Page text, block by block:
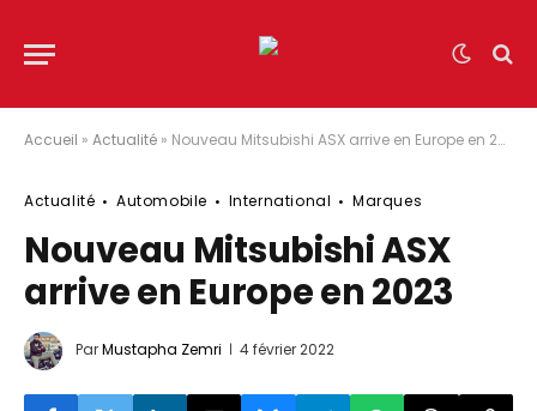
Accueil » Actualité » Nouveau Mitsubishi ASX arrive en Europe en 2023
Actualité Automobile International Marques
Nouveau Mitsubishi ASX
arrive en Europe en 2023
ParMustapha Zemri 4 février 2022